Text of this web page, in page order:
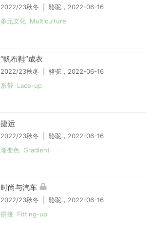
2022/23秋冬 | 骆驼，2022-06-16
多元文化 Multiculture
“帆布鞋”成衣
2022/23秋冬 | 骆驼，2022-06-16
系带 Lace-up
捷运
2022/23秋冬 | 骆驼，2022-06-16
渐变色 Gradient
时尚与汽车
2022/23秋冬 | 骆驼，2022-06-16
拼接 Fitting-up